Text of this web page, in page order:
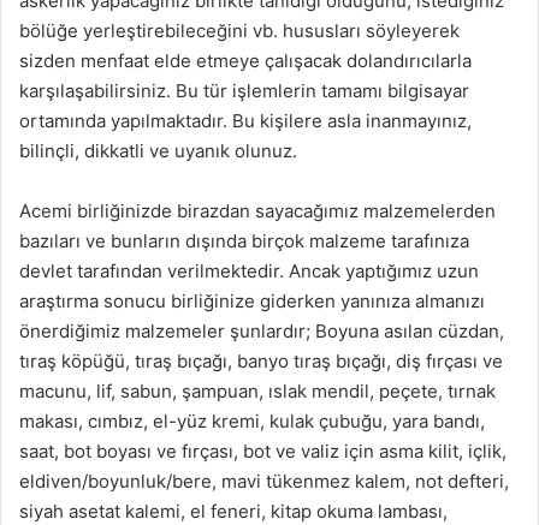
bölüğe yerleştirebileceğini vb. hususları söyleyerek
sizden menfaat elde etmeye çalışacak dolandırıcılarla
karşılaşabilirsiniz. Bu tür işlemlerin tamamı bilgisayar
ortamında yapılmaktadır. Bu kişilere asla inanmayınız,
bilinçli, dikkatli ve uyanık olunuz.
Acemi birliğinizde birazdan sayacağımız malzemelerden
bazıları ve bunların dışında birçok malzeme tarafınıza
devlet tarafından verilmektedir. Ancak yaptığımız uzun
araştırma sonucu birliğinize giderken yanınıza almanızı
önerdiğimiz malzemeler şunlardır; Boyuna asılan cüzdan,
tıraş köpüğü, tıraş bıçağı, banyo tıraş bıçağı, diş fırçası ve
macunu, lif, sabun, şampuan, ıslak mendil, peçete, tırnak
makası, cımbız, el-yüz kremi, kulak çubuğu, yara bandı,
saat, bot boyası ve fırçası, bot ve valiz için asma kilit, içlik,
eldiven/boyunluk/bere, mavi tükenmez kalem, not defteri,
siyah asetat kalemi, el feneri, kitap okuma lambası,